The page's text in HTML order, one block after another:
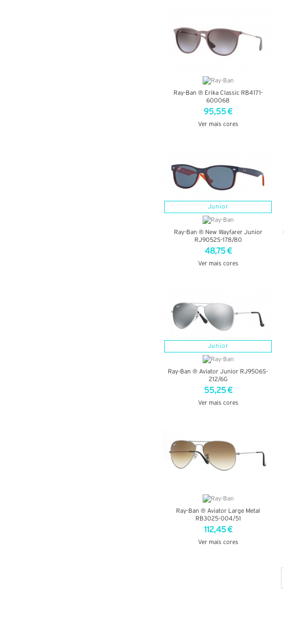
Ray-Ban ® Erika Classic RB4171-
600068
95,55 €
Ver mais cores
Junior
Ray-Ban ® New Wayfarer Junior
RJ9052S-178/80
48,75 €
Ver mais cores
Junior
Ray-Ban ® Aviator Junior RJ9506S-
212/6G
55,25 €
Ver mais cores
Ray-Ban ® Aviator Large Metal
RB3025-004/51
112,45 €
Ver mais cores